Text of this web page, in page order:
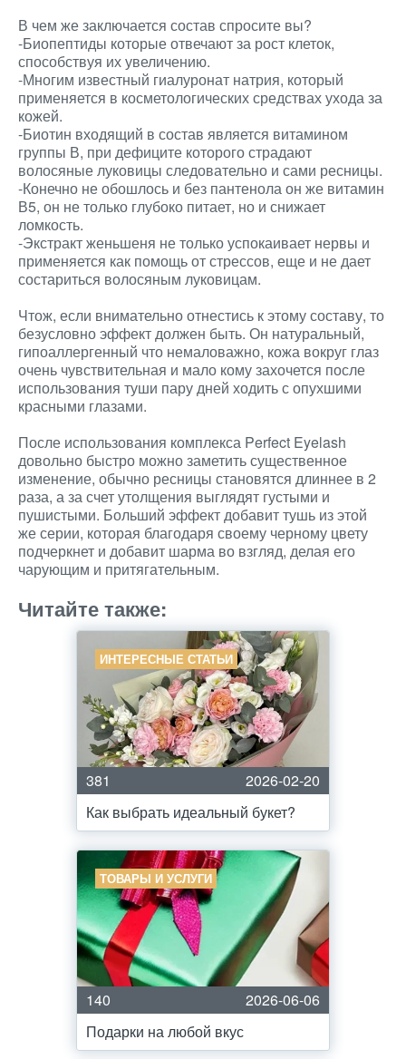
В чем же заключается состав спросите вы?
-Биопептиды которые отвечают за рост клеток,
способствуя их увеличению.
-Многим известный гиалуронат натрия, который
применяется в косметологических средствах ухода за
кожей.
-Биотин входящий в состав является витамином
группы В, при дефиците которого страдают
волосяные луковицы следовательно и сами ресницы.
-Конечно не обошлось и без пантенола он же витамин
В5, он не только глубоко питает, но и снижает
ломкость.
-Экстракт женьшеня не только успокаивает нервы и
применяется как помощь от стрессов, еще и не дает
состариться волосяным луковицам.
Чтож, если внимательно отнестись к этому составу, то
безусловно эффект должен быть. Он натуральный,
гипоаллергенный что немаловажно, кожа вокруг глаз
очень чувствительная и мало кому захочется после
использования туши пару дней ходить с опухшими
красными глазами.
После использования комплекса Perfect Eyelash
довольно быстро можно заметить существенное
изменение, обычно ресницы становятся длиннее в 2
раза, а за счет утолщения выглядят густыми и
пушистыми. Больший эффект добавит тушь из этой
же серии, которая благодаря своему черному цвету
подчеркнет и добавит шарма во взгляд, делая его
чарующим и притягательным.
Читайте также:
ИНТЕРЕСНЫЕ СТАТЬИ
381
2026-02-20
Как выбрать идеальный букет?
ТОВАРЫ И УСЛУГИ
140
2026-06-06
Подарки на любой вкус